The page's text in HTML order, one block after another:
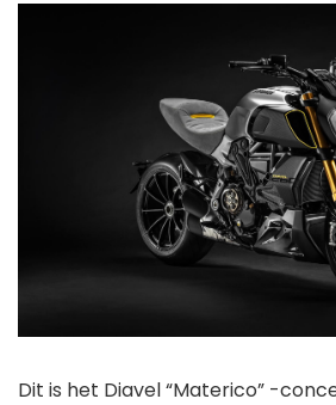
Dit is het Diavel “Materico” -